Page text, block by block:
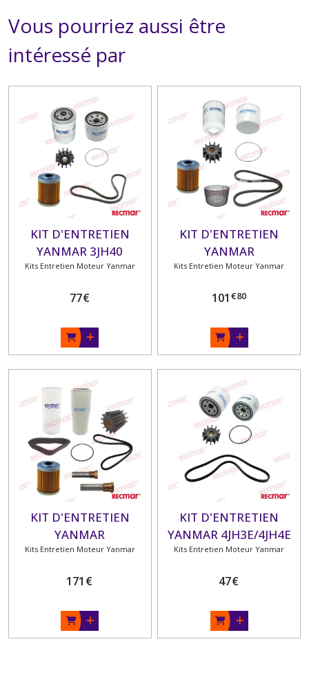
Vous pourriez aussi être
intéressé par
KIT D'ENTRETIEN
YANMAR 3JH40
Kits Entretien Moteur Yanmar
77€
KIT D'ENTRETIEN
YANMAR
4JH45/4JH57/4JH80/
Kits Entretien Moteur Yanmar
101 €80
KIT D'ENTRETIEN
YANMAR
6LY400/6LY440
Kits Entretien Moteur Yanmar
171 €
KIT D'ENTRETIEN
YANMAR 4JH3E/4JH4E
Kits Entretien Moteur Yanmar
47€